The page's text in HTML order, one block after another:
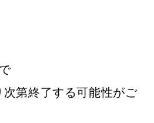
第終了する可能性がご